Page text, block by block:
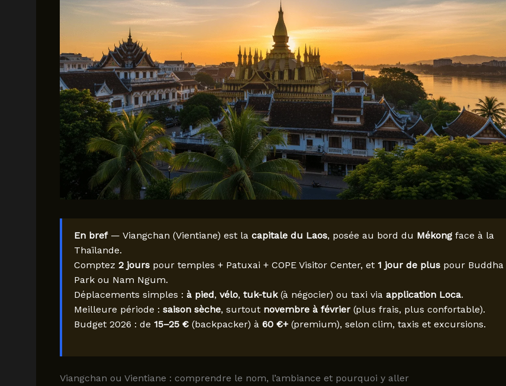
En bref— Viangchan (Vientiane) est la capitale du Laos, posée au bord du Mékongface à la
Thaïlande.
Comptez 2 jourspour temples + Patuxai + COPE Visitor Center, et 1 jour de pluspour Buddha
Park ou Nam Ngum.
Déplacements simples : à pied, vélo, tuk-tuk(à négocier) ou taxi via application Loca.
Meilleure période : saison sèche, surtout novembre à février(plus frais, plus confortable).
Budget 2026 : de 15–25 €(backpacker) à 60 €+(premium), selon clim, taxis et excursions.
Viangchan ou Vientiane : comprendre le nom, l’ambiance et pourquoi y aller